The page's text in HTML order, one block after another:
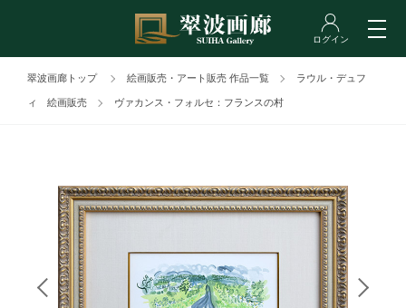
翠波画廊トップ 絵画販売・アート販売 作品一覧 ラウル・デュフ
ィ 絵画販売 ヴァカンス・フォルセ：フランスの村